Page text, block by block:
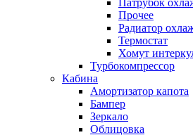
Патрубок
Прочее
Радиатор
Термостат
Хомут
Турбокомпрессор
Кабина
Амортизатор капота
Бампер
Зеркало
Облицовка